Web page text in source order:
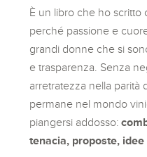
È un libro che ho scritto
perché passione e
grandi donne che si
e trasparenza. Senza
arretratezza nella parità
permane nel mondo
piangersi addosso:
tenacia, proposte,